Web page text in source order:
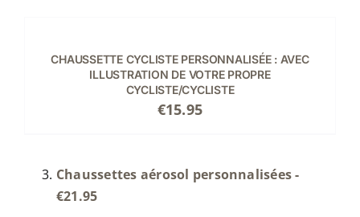
PEUVENT
CHAUSSETTE CYCLISTE PERSONNALISÉE : AVEC
ILLUSTRATION DE VOTRE PROPRE
CYCLISTE/CYCLISTE
€15.95
Chaussettes aérosol personnalisées -
€21.95